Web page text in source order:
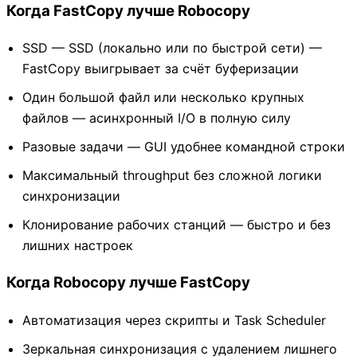
Когда FastCopy лучше Robocopy
SSD — SSD (локально или по быстрой сети) —
FastCopy выигрывает за счёт буферизации
Один большой файл или несколько крупных
файлов — асинхронный I/O в полную силу
Разовые задачи — GUI удобнее командной строки
Максимальный throughput без сложной логики
синхронизации
Клонирование рабочих станций — быстро и без
лишних настроек
Когда Robocopy лучше FastCopy
Автоматизация через скрипты и Task Scheduler
Зеркальная синхронизация с удалением лишнего